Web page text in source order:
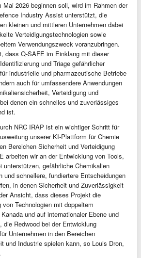
2026 beginnen soll, wird im Rahmen der
Industry Assist unterstützt, die
kleinen und mittleren Unternehmen dabei
Verteidigungstechnologien sowie
Verwendungszweck voranzubringen.
dass Q-SAFE im Einklang mit dieser
und Triage gefährlicher
industrielle und pharmazeutische Betriebe
auch für umfassendere Anwendungen
Verteidigung und
denen ein schnelles und zuverlässiges
ist.
NRC IRAP ist ein wichtiger Schritt für
unserer KI-Plattform für Chemie
Bereichen Sicherheit und Verteidigung
arbeiten wir an der Entwicklung von Tools,
unterstützen, gefährliche Chemikalien
und schnellere, fundiertere Entscheidungen
in denen Sicherheit und Zuverlässigkeit
Ansicht, dass dieses Projekt die
Technologien mit doppeltem
und auf internationaler Ebene und
die Redwood bei der Entwicklung
Unternehmen in den Bereichen
und Industrie spielen kann, so Louis Dron,